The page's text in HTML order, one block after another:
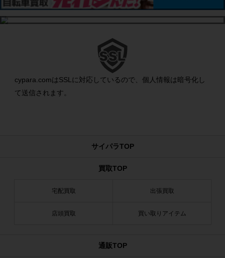
cypara.comはSSLに対応しているので、個人情報は暗号化し
て送信されます。
サイパラTOP
買取TOP
宅配買取 出張買取
店頭買取 買い取りアイテム
通販TOP